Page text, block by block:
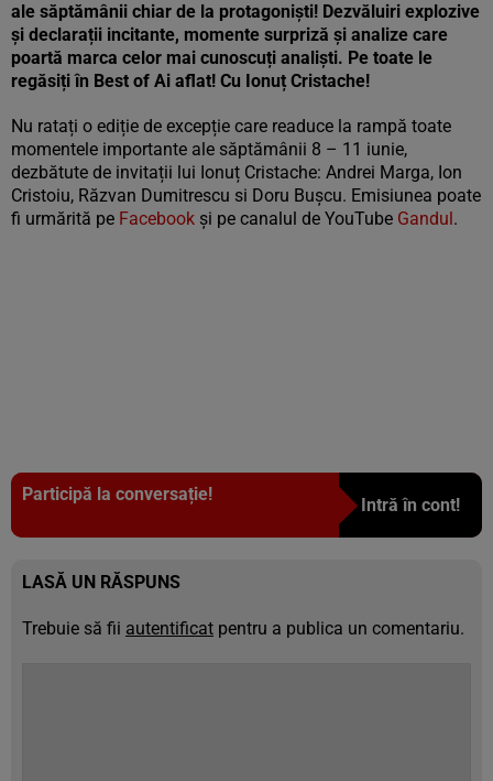
ale săptămânii chiar de la protagonişti! Dezvăluiri explozive
și declarații incitante, momente surpriză și analize care
poartă marca celor mai cunoscuți analişti. Pe toate le
regăsiți în Best of Ai aflat! Cu Ionuț Cristache!
Nu ratați o ediție de excepție care readuce la rampă toate
momentele importante ale săptămânii 8 – 11 iunie,
dezbătute de invitații lui Ionuț Cristache: Andrei Marga, Ion
Cristoiu, Răzvan Dumitrescu si Doru Buşcu. Emisiunea poate
fi urmărită pe Facebook și pe canalul de YouTube Gandul.
Participă la conversație!
Intră în cont!
LASĂ UN RĂSPUNS
Trebuie să fii autentificat pentru a publica un comentariu.